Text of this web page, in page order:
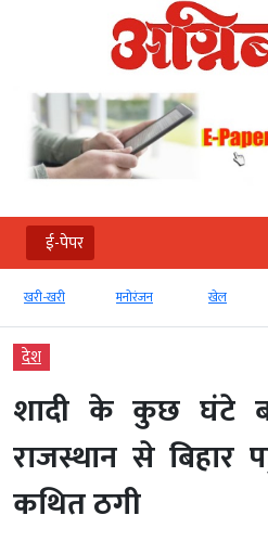
ई-पेपर
मनोरंजन खेल राजनीति
देश
शादी के कुछ घंटे
राजस्थान से
कथित ठगी